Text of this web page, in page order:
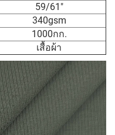
59/61"
340gsm
1000กก.
เสื้อผ้า